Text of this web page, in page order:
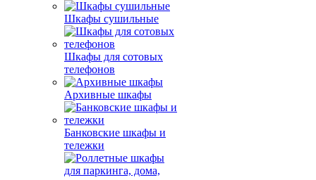
Шкафы сушильные
Шкафы для сотовых
телефонов
Архивные шкафы
Банковские шкафы и
тележки